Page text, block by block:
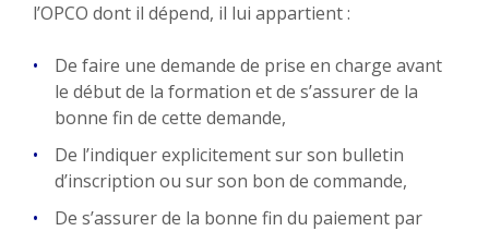
l’OPCO dont il dépend, il lui appartient :
De faire une demande de prise en charge avant
le début de la formation et de s’assurer de la
bonne fin de cette demande,
De l’indiquer explicitement sur son bulletin
d’inscription ou sur son bon de commande,
De s’assurer de la bonne fin du paiement par